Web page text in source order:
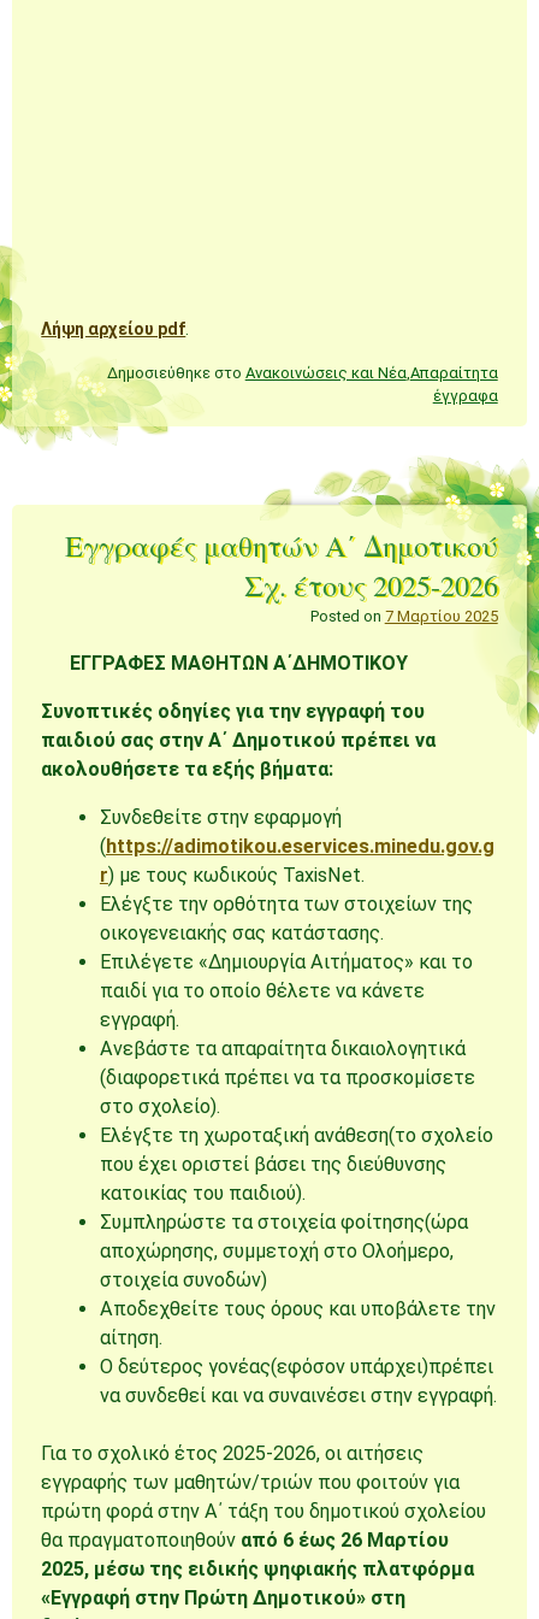
Λήψη αρχείου pdf
Δημοσιεύθηκε στο Ανακοινώσεις και Νέα,Απαραίτητα
έγγραφα
Εγγραφές μαθητών Α΄ Δημοτικού
Σχ. έτους 2025-2026
Posted on 7 Μαρτίου 2025
ΕΓΓΡΑΦΕΣ ΜΑΘΗΤΩΝ Α΄ΔΗΜΟΤΙΚΟΥ
Συνοπτικές οδηγίες για την εγγραφή του
παιδιού σας στην Α΄ Δημοτικού πρέπει να
ακολουθήσετε τα εξής βήματα:
Συνδεθείτε στην εφαρμογή
(https://adimotikou.eservices.minedu.gov.g
r) με τους κωδικούς TaxisNet.
Ελέγξτε την ορθότητα των στοιχείων της
οικογενειακής σας κατάστασης.
Επιλέγετε «Δημιουργία Αιτήματος» και το
παιδί για το οποίο θέλετε να κάνετε
εγγραφή.
Ανεβάστε τα απαραίτητα δικαιολογητικά
(διαφορετικά πρέπει να τα προσκομίσετε
στο σχολείο).
Ελέγξτε τη χωροταξική ανάθεση(το σχολείο
που έχει οριστεί βάσει της διεύθυνσης
κατοικίας του παιδιού).
Συμπληρώστε τα στοιχεία φοίτησης(ώρα
αποχώρησης, συμμετοχή στο Ολοήμερο,
στοιχεία συνοδών)
Αποδεχθείτε τους όρους και υποβάλετε την
αίτηση.
Ο δεύτερος γονέας(εφόσον υπάρχει)πρέπει
να συνδεθεί και να συναινέσει στην εγγραφή.
Για το σχολικό έτος 2025-2026, οι αιτήσεις
εγγραφής των μαθητών/τριών που φοιτούν για
πρώτη φορά στην Α΄ τάξη του δημοτικού σχολείου
θα πραγματοποιηθούν από 6 έως 26 Μαρτίου
2025, μέσω της ειδικής ψηφιακής πλατφόρμα
«Εγγραφή στην Πρώτη Δημοτικού» στη